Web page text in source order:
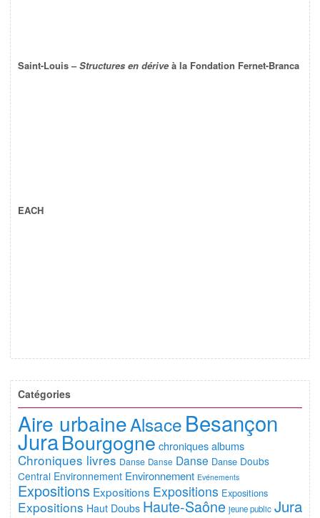
Saint-Louis –Structures en dérive à la Fondation Fernet-Branca
EACH
Catégories
Aire urbaineAlsace Besançon
JuraBourgogne chroniques albums
Chroniques livres Danse Danse Danse Danse Doubs
Central Environnement Environnement Evénements
Expositions Expositions Expositions Expositions
Expositions Haut Doubs Haute-Saône jeune public Jura